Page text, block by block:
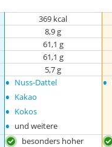
369 kcal
8,9 g
61,1 g
61,1 g
5,7 g
• Nuss-Dattel
• Kakao
• Kokos
• und weitere
•
besonders hoher